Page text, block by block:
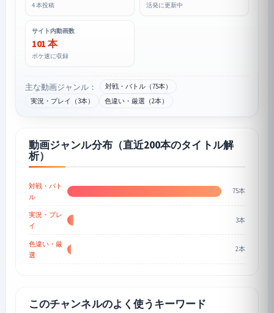
4 本投稿 活発に更新中
サイト内動画数
101 本
ポケ速に収録
主な動画ジャンル：
対戦・バトル（75本）
実況・プレイ（3本）
色違い・厳選（2本）
動画ジャンル分布（直近200本のタイトル解
析）
対戦・バト
ル
75本
実況・プレ
イ
3本
色違い・厳
選
2本
このチャンネルのよく使うキーワード